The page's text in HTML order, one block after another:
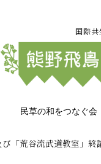
国際
民草の和をつなぐ会
び「荒谷流武道教室」終